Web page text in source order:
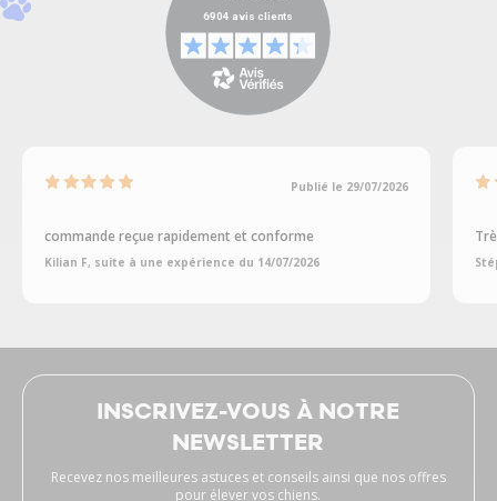
Publié le 29/07/2026
commande reçue rapidement et conforme
Kilian F, suite à une expérience du 14/07/2026
INSCRIVEZ-VOUS À NOTRE
NEWSLETTER
Recevez nos meilleures astuces et conseils ainsi que nos offres
pour élever vos chiens.